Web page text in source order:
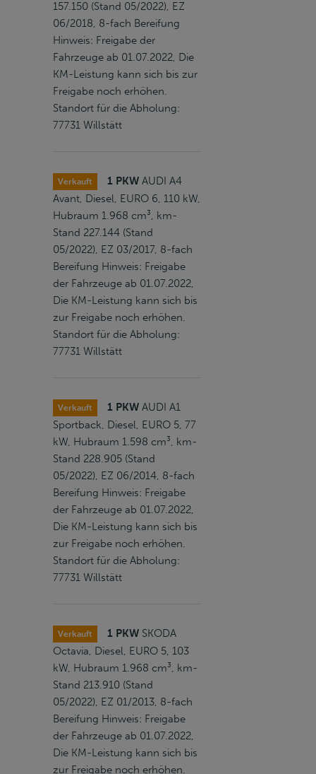
157.150 (Stand 05/2022), EZ
06/2018, 8-fach Bereifung
Hinweis: Freigabe der
Fahrzeuge ab 01.07.2022, Die
KM-Leistung kann sich bis zur
Freigabe noch erhöhen.
Standort für die Abholung:
77731 Willstätt
Verkauft 1 PKW AUDI A4
Avant, Diesel, EURO 6, 110 kW,
Hubraum 1.968 cm³, km-
Stand 227.144 (Stand
05/2022), EZ 03/2017, 8-fach
Bereifung Hinweis: Freigabe
der Fahrzeuge ab 01.07.2022,
Die KM-Leistung kann sich bis
zur Freigabe noch erhöhen.
Standort für die Abholung:
77731 Willstätt
Verkauft 1 PKW AUDI A1
Sportback, Diesel, EURO 5, 77
kW, Hubraum 1.598 cm³, km-
Stand 228.905 (Stand
05/2022), EZ 06/2014, 8-fach
Bereifung Hinweis: Freigabe
der Fahrzeuge ab 01.07.2022,
Die KM-Leistung kann sich bis
zur Freigabe noch erhöhen.
Standort für die Abholung:
77731 Willstätt
Verkauft 1 PKW SKODA
Octavia, Diesel, EURO 5, 103
kW, Hubraum 1.968 cm³, km-
Stand 213.910 (Stand
05/2022), EZ 01/2013, 8-fach
Bereifung Hinweis: Freigabe
der Fahrzeuge ab 01.07.2022,
Die KM-Leistung kann sich bis
zur Freigabe noch erhöhen.